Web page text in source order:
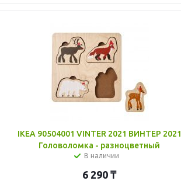
IKEA 90504001 VINTER 2021 ВИНТЕР 2021
Головоломка - разноцветный
В наличии
6 290 ₸